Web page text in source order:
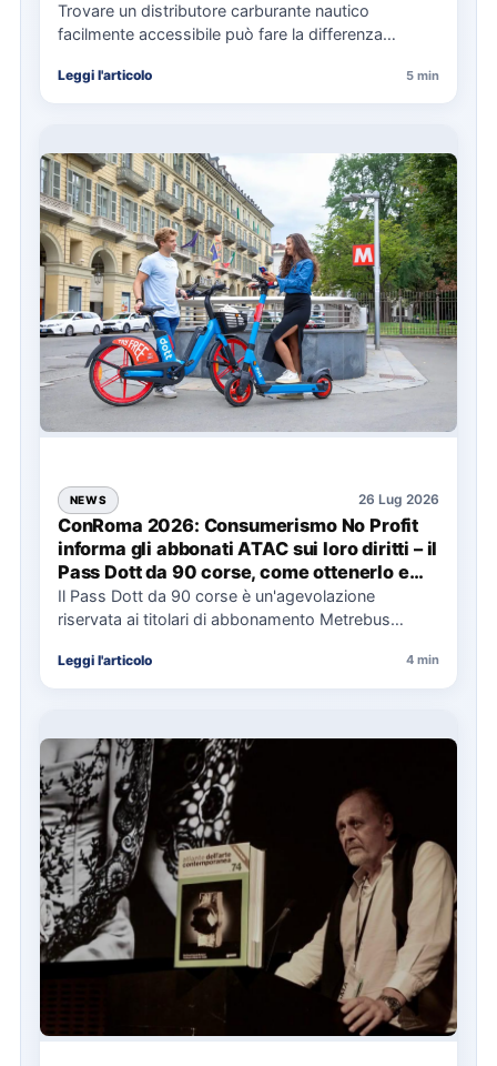
Trovare un distributore carburante nautico
facilmente accessibile può fare la differenza
soprattutto…
Leggi l'articolo 5 min
NEWS 26 Lug 2026
ConRoma 2026: Consumerismo No Profit
informa gli abbonati ATAC sui loro diritti – il
Pass Dott da 90 corse, come ottenerlo e
cosa spetta in caso di disservizi
Il Pass Dott da 90 corse è un'agevolazione
riservata ai titolari di abbonamento Metrebus
Leggi l'articolo 4 min